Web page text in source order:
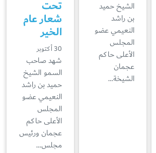
الشيخ حميد
بن راشد
النعيمي عضو
المجلس
الأعلى حاكم
عجمان
الشيخة…
تحت
شعار عام
الخير
30 أكتوبر
شهد صاحب
السمو الشيخ
حميد بن راشد
النعيمي عضو
المجلس
الأعلى حاكم
عجمان ورئيس
مجلس…